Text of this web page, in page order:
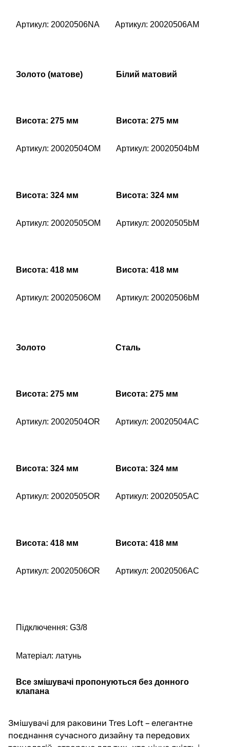
Артикул: 20020506NA Артикул: 20020506AM
Золото (матове)
Висота: 275 мм
Артикул: 20020504OM
Висота: 324 мм
Артикул: 20020505OM
Висота: 418 мм
Артикул: 20020506OM
Білий матовий
Висота: 275 мм
Артикул: 20020504bM
Висота: 324 мм
Артикул: 20020505bM
Висота: 418 мм
Артикул: 20020506bM
Золото
Висота: 275 мм
Артикул: 20020504OR
Висота: 324 мм
Артикул: 20020505OR
Висота: 418 мм
Артикул: 20020506OR
Сталь
Висота: 275 мм
Артикул: 20020504AC
Висота: 324 мм
Артикул: 20020505AC
Висота: 418 мм
Артикул: 20020506AC
Підключення: G3/8
Матеріал: латунь
Все змішувачі пропонуються без донного
клапана
Змішувачі для раковини Tres Loft – елегантне
поєднання сучасного дизайну та передових